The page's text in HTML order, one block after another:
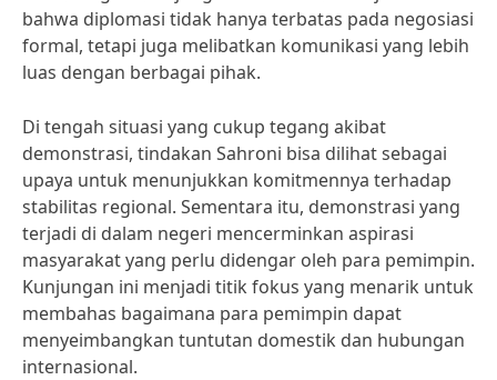
bahwa diplomasi tidak hanya terbatas pada negosiasi
formal, tetapi juga melibatkan komunikasi yang lebih
luas dengan berbagai pihak.
Di tengah situasi yang cukup tegang akibat
demonstrasi, tindakan Sahroni bisa dilihat sebagai
upaya untuk menunjukkan komitmennya terhadap
stabilitas regional. Sementara itu, demonstrasi yang
terjadi di dalam negeri mencerminkan aspirasi
masyarakat yang perlu didengar oleh para pemimpin.
Kunjungan ini menjadi titik fokus yang menarik untuk
membahas bagaimana para pemimpin dapat
menyeimbangkan tuntutan domestik dan hubungan
internasional.